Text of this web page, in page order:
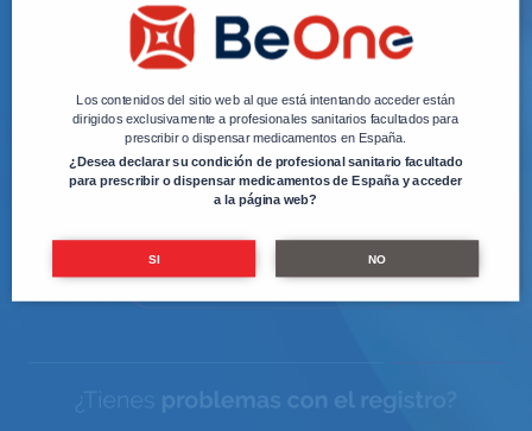
ENTRAR
Los contenidos del sitio web al que está intentando acceder están
dirigidos exclusivamente a profesionales sanitarios facultados para
prescribir o dispensar medicamentos en España.
¿Desea declarar su condición de profesional sanitario facultado
para prescribir o dispensar medicamentos de España y acceder
a la página web?
SI NO